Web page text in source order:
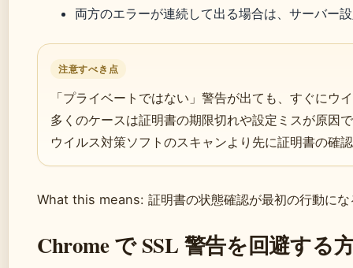
両方のエラーが連続して出る場合は、サーバー
注意すべき点
「プライベートではない」警告が出ても、すぐにウ
多くのケースは証明書の期限切れや設定ミスが原因
ウイルス対策ソフトのスキャンより先に証明書の確
What this means: 証明書の状態確認が最初の行動にな
Chrome で SSL 警告を回避する